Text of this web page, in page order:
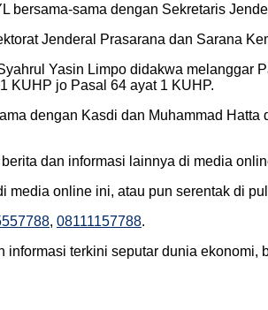
bersama-sama dengan Sekretaris
Jenderal Prasarana dan Sarana
Yasin Limpo didakwa
KUHP jo Pasal 64 ayat 1 KUHP.
dengan Kasdi dan Muhammad
dan informasi lainnya di media
media online ini, atau pun serentak di
, 08111157788.
terkini seputar dunia ekonomi,